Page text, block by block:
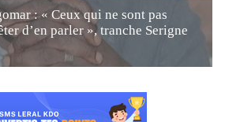
: « Ceux qui ne sont pas
d’en parler », tranche Serigne